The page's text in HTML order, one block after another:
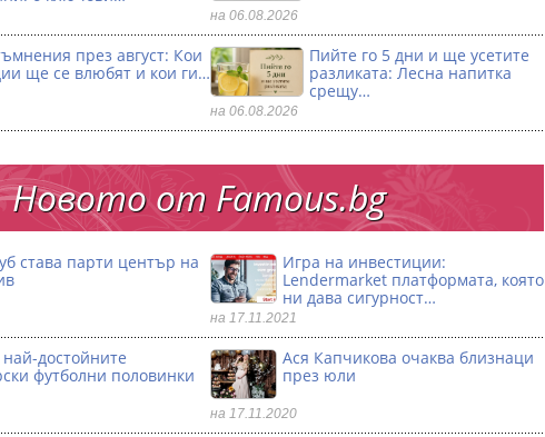
на 06.08.2026
през август: Кои
ще се влюбят и кои ги…
Пийте го 5 дни и ще усетите
разликата: Лесна напитка
срещу…
на 06.08.2026
Новото от Famous.bg
става парти център на
Игра на инвестиции:
Lendermarket платформата, която
ни дава сигурност…
на 17.11.2021
достойните
футболни половинки
Ася Капчикова очаква близнаци
през юли
на 17.11.2020